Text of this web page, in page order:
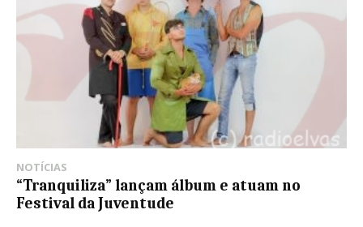
NOTÍCIAS
“Tranquiliza” lançam álbum e atuam no
Festival da Juventude